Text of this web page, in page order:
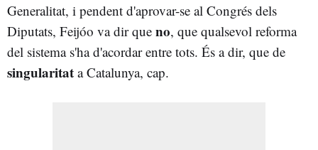
Generalitat, i pendent d'aprovar-se al Congrés dels
Diputats, Feijóo va dir que no, que qualsevol reforma
del sistema s'ha d'acordar entre tots. És a dir, que de
singularitat a Catalunya, cap.